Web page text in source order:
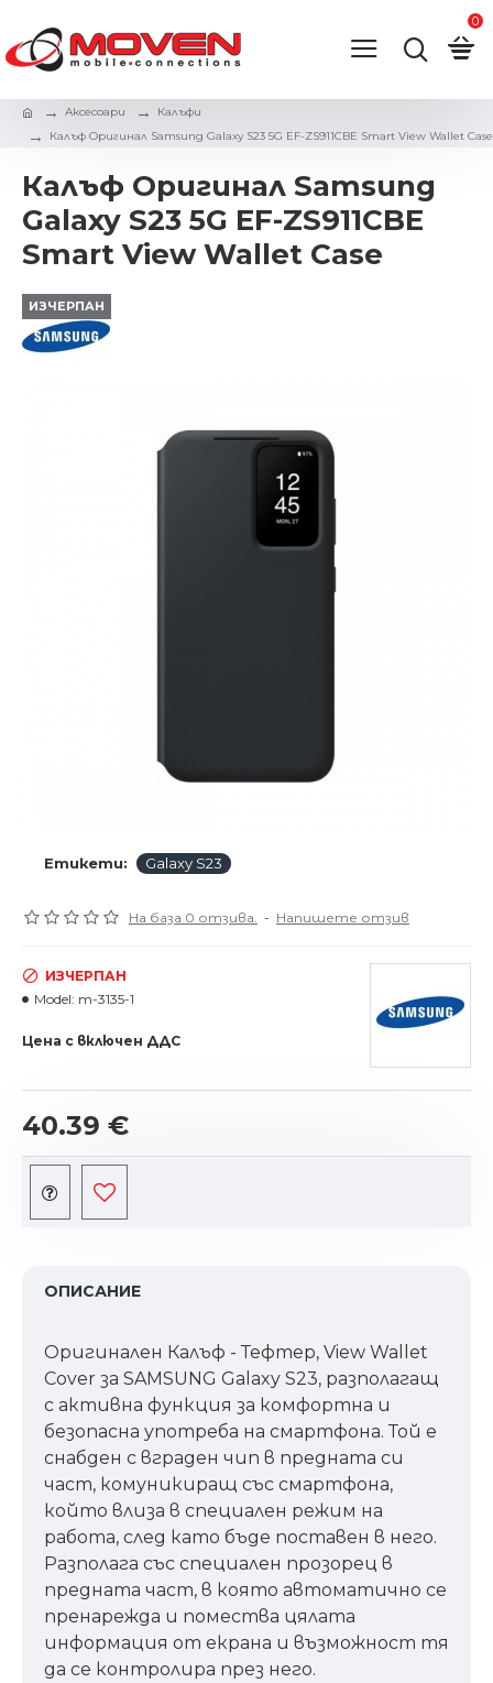
0
Аксесоари
Калъфи
Калъф Оригинал Samsung Galaxy S23 5G EF-ZS911CBE Smart View Wallet Case
Калъф Оригинал Samsung
Galaxy S23 5G EF-ZS911CBE
Smart View Wallet Case
ИЗЧЕРПАН
Етикети: Galaxy S23
На база 0 отзива. - Напишете отзив
40.39 €
ИЗЧЕРПАН
Model: m-3135-1
Цена с включен ДДС
ОПИСАНИЕ
Оригинален Калъф - Тефтер, View Wallet
Cover за SAMSUNG Galaxy S23, разполагащ
с активна функция за комфортна и
безопасна употреба на смартфона. Той е
снабден с вграден чип в предната си
част, комуникиращ със смартфона,
който влиза в специален режим на
работа, след като бъде поставен в него.
Разполага със специален прозорец в
предната част, в която автоматично се
пренарежда и помества цялата
информация от екрана и възможност тя
да се контролира през него.